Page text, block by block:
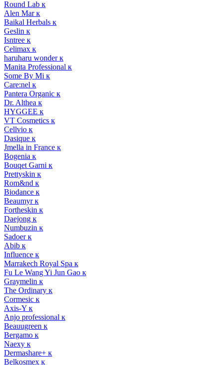
Round Lab к
Alen Mar к
Baikal Herbals к
Geslin к
Isntree к
Celimax к
haruharu wonder к
Manita Professional к
Some By Mi к
Care:nel к
Pantera Organic к
Dr. Althea к
HYGGEE к
VT Cosmetics к
Cellvio к
Dasique к
Jmella in France к
Bogenia к
Bouqet Garni к
Prettyskin к
Rom&nd к
Biodance к
Beaumyr к
Fortheskin к
Daejong к
Numbuzin к
Sadoer к
Abib к
Influence к
Marrakech Royal Spa к
Fu Le Wang Yi Jun Gao к
Graymelin к
The Ordinary к
Cormesic к
Axis-Y к
Anjo professional к
Beauugreen к
Bergamo к
Naexy к
Dermashare+ к
Belkosmex к